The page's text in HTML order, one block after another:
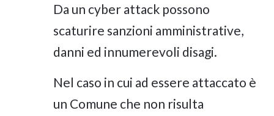
Da un cyber attack possono
scaturire sanzioni amministrative,
danni ed innumerevoli disagi.
Nel caso in cui ad essere attaccato è
un Comune che non risulta